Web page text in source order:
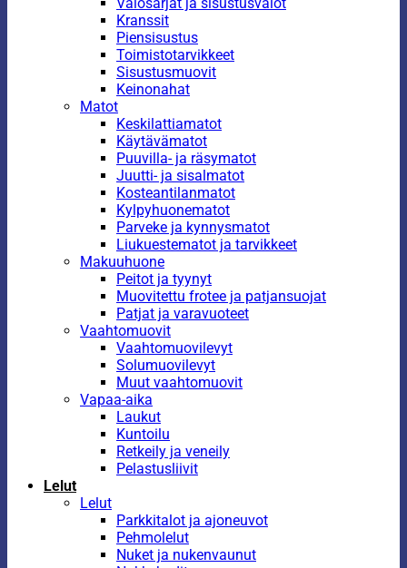
Kranssit
Piensisustus
Toimistotarvikkeet
Sisustusmuovit
Keinonahat
Matot
Keskilattiamatot
Käytävämatot
Puuvilla- ja räsymatot
Juutti- ja sisalmatot
Kosteantilanmatot
Kylpyhuonematot
Parveke ja kynnysmatot
Liukuestematot ja tarvikkeet
Makuuhuone
Peitot ja tyynyt
Muovitettu frotee ja patjansuojat
Patjat ja varavuoteet
Vaahtomuovit
Vaahtomuovilevyt
Solumuovilevyt
Muut vaahtomuovit
Vapaa-aika
Laukut
Kuntoilu
Retkeily ja veneily
Pelastusliivit
Lelut
Lelut
Parkkitalot ja ajoneuvot
Pehmolelut
Nuket ja nukenvaunut